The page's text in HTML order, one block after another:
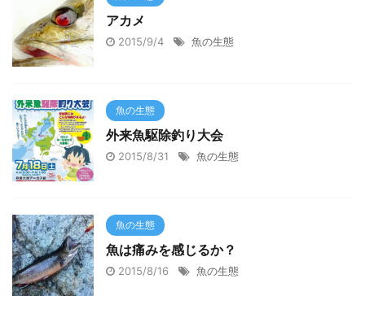
アカメ
2015/9/4 魚の生態
魚の生態
外来魚駆除釣り大会
2015/8/31 魚の生態
魚の生態
魚は痛みを感じるか？
2015/8/16 魚の生態